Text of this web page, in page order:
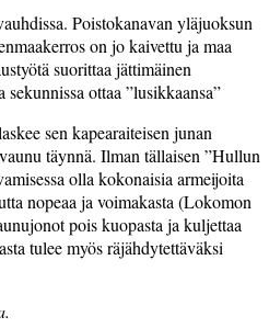
Poistokanavan yläjuoksun
on jo kaivettu­ ja maa
suorittaa jättimäinen
ottaa ”lusikkaansa”
sen kapearaiteisen junan
täynnä. Ilman tällaisen ”Hullun
olla kokonaisia armeijoita
nopeaa ja voimakasta (Lokomon
pois kuopasta ja kuljettaa
tulee myös räjähdytettäväksi